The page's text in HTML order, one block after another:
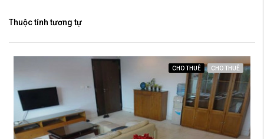
Thuộc tính tương tự
CHO THUÊ CHO THUÊ